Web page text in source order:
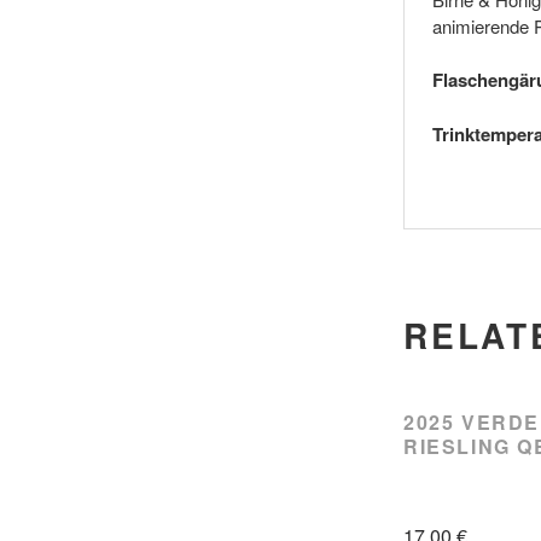
animierende
2025 VERDE
RIESLING